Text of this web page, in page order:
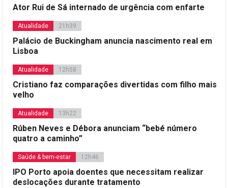
Ator Rui de Sá internado de urgência com enfarte
Atualidade 21h39
Palácio de Buckingham anuncia nascimento real em
Lisboa
Atualidade 12h58
Cristiano faz comparações divertidas com filho mais
velho
Atualidade 13h22
Rúben Neves e Débora anunciam “bebé número
quatro a caminho”
Saúde & bem-estar 12h46
IPO Porto apoia doentes que necessitam realizar
deslocações durante tratamento